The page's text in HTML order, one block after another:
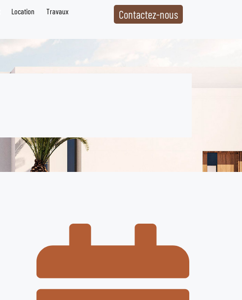
Location Travaux Contactez-nous